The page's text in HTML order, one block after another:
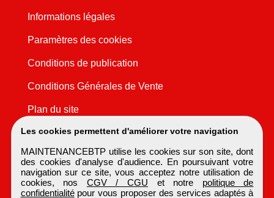
Les cookies permettent d'améliorer votre navigation
MAINTENANCEBTP utilise les cookies sur son site, dont
des cookies d'analyse d'audience. En poursuivant votre
navigation sur ce site, vous acceptez notre utilisation de
cookies, nos CGV / CGU et notre politique de
confidentialitépour vous proposer des services adaptés à
Informations légales
Paramètres des cookies
Conditions de publication
Conditions Générales de Vente
Plan du site